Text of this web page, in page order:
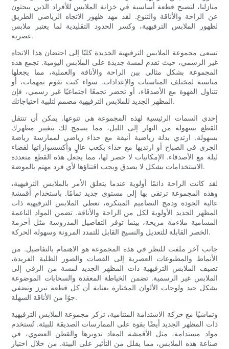
منازلنا، لتصبح قطعة أساسية في خزانة الملابس للأفراد الذين يبحثون
عن الراحة والأناقة والتنوع. لقد مهد ظهور الاتجاه الرياضي الطريق
لظهور الملابس الترفيهية، وكسر الحدود التقليدية لما يعتبر ملابس
عصرية.
تسعى مجموعة الملابس الترفيهية الجديدة كليًا إلى احتضان هذا الاتجاه
غير الرسمي، حيث تقدم لمسة جديدة على الملابس اليومية. تجمع هذه
المجموعة بشكل مثالي بين الراحة والأناقة والعملية، مما يجعلها
مناسبة لمختلف المناسبات والإعدادات. سواء كنت تقوم بمهمات، أو
تتناول القهوة مع الأصدقاء، أو تحضر تجمعًا اجتماعيًا غير رسمي، فإن
المظهر الجديد للملابس الترفيهية مصمم لتلبية احتياجاتك.
إحدى السمات الرئيسية لهذه المجموعة هي تنوعها. يمكن أن تنتقل
القطع بسهولة من النهار إلى الليل، مما يسمح لك بتغيير مظهرك
بسهولة. ارتدي بدلة رياضية أنيقة مع حذاء رياضي لممارسة رياضة
الجري في الصباح أو ارتديها مع حذاء بكعب عالٍ وأكسسواراتها لقضاء
ليلة مع الأصدقاء. الإمكانيات لا حصر لها، مما يجعل هذه القطع متعددة
الاستخدامات بشكل لا يصدق ويجب اقتناؤها لأي فرد مهتم بالموضة.
لقد كانت الراحة دائمًا أولوية عندما يتعلق الأمر بالملابس الترفيهية،
وهذه المجموعة ترتقي بها إلى مستوى جديد تمامًا. باستخدام أقمشة
عالية الجودة ودمج التصاميم المبتكرة، تعطي الملابس الترفيهية ذات
المظهر الجديد الأولوية لكل من الراحة والأناقة. تضمن المواد الناعمة
المسامية ملاءمة مريحة، بينما توفر التفاصيل المدروسة مثل أحزمة
الخصر القابلة للتعديل والنسيج القابل للتمدد المرونة وسهولة الحركة.
جانب آخر ملفت للنظر في هذه المجموعة هو الاهتمام بالتفاصيل. من
الأنماط والمطبوعات العصرية إلى القصات والصور الظلية الفريدة،
تضيف الملابس الترفيهية ذات المظهر الجديد لمسة من الرقي إلى
الملابس غير الرسمية. تضمن الخياطة المعقدة والسحابات الموضوعة
بشكل جيد ولوحات الألوان المختارة بعناية أن كل قطعة تبرز وتضفي
جوًا من الأناقة السهلة.
وتماشيًا مع حركة الاستدامة المتنامية، تركز مجموعة الملابس الترفيهية
ذات المظهر الجديد أيضًا بقوة على الممارسات الصديقة للبيئة. تُستخدم
مواد مستدامة، مثل الأقمشة المعاد تدويرها والقطن العضوي، في
صناعة هذه الملابس، مما يقلل من التأثير على البيئة. من خلال اختيار